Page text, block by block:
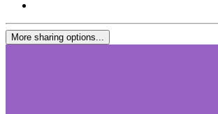
More sharing options...